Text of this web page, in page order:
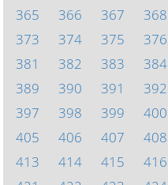
365
366 367 368
373
374 375 376
381
382 383 384
389
390 391 392
397
398 399 400
405
406 407 408
413
414 415 416